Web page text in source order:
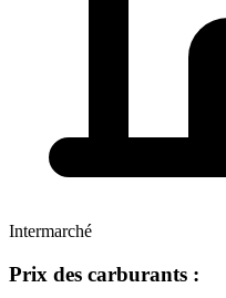
Intermarché
Prix des carburants :